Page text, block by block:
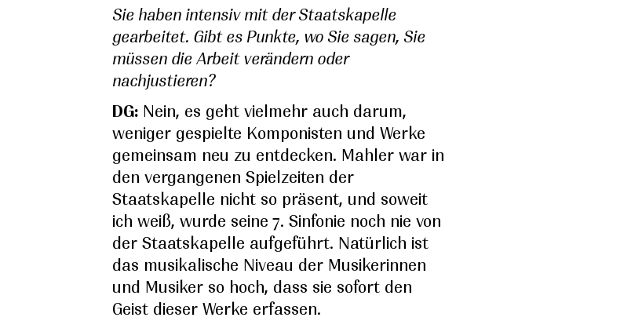
Sie haben intensiv mit der Staatskapelle
gearbeitet. Gibt es Punkte, wo Sie sagen, Sie
müssen die Arbeit verändern oder
nachjustieren?
DG: Nein, es geht vielmehr auch darum,
weniger gespielte Komponisten und Werke
gemeinsam neu zu entdecken. Mahler war in
den vergangenen Spielzeiten der
Staatskapelle nicht so präsent, und soweit
ich weiß, wurde seine 7. Sinfonie noch nie von
der Staatskapelle aufgeführt. Natürlich ist
das musikalische Niveau der Musikerinnen
und Musiker so hoch, dass sie sofort den
Geist dieser Werke erfassen.